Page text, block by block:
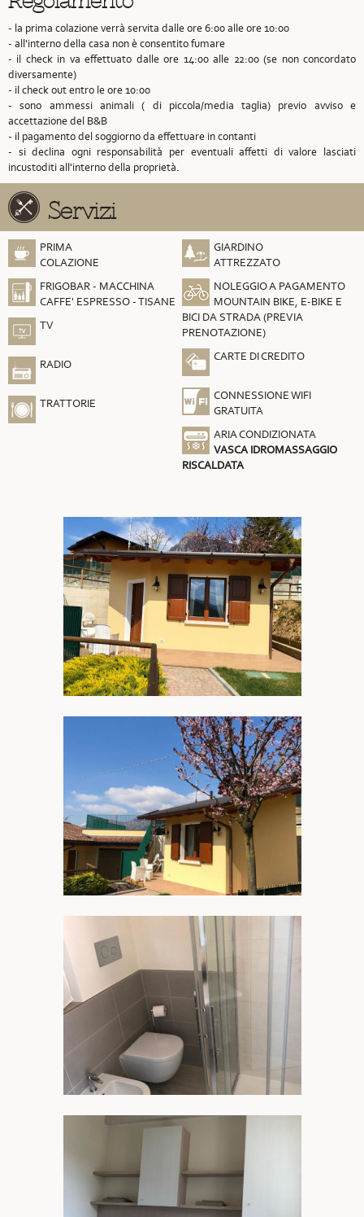
- la prima colazione verrà servita dalle ore 6:00 alle ore 10:00
- all'interno della casa non è consentito fumare
- il check in va effettuato dalle ore 14:00 alle 22:00 (se non concordato
diversamente)
- il check out entro le ore 10:00
- sono ammessi animali ( di piccola/media taglia) previo avviso e
accettazione del B&B
- il pagamento del soggiorno da effettuare in contanti
- si declina ogni responsabilità per eventuali affetti di valore lasciati
incustoditi all'interno della proprietà.
Servizi
PRIMA
COLAZIONE
FRIGOBAR - MACCHINA
CAFFE' ESPRESSO - TISANE
TV
RADIO
TRATTORIE
GIARDINO
ATTREZZATO
NOLEGGIO A PAGAMENTO
MOUNTAIN BIKE, E-BIKE E
BICI DA STRADA (PREVIA
PRENOTAZIONE)
CARTE DI CREDITO
CONNESSIONE WIFI
GRATUITA
ARIA CONDIZIONATA
VASCA IDROMASSAGGIO
RISCALDATA